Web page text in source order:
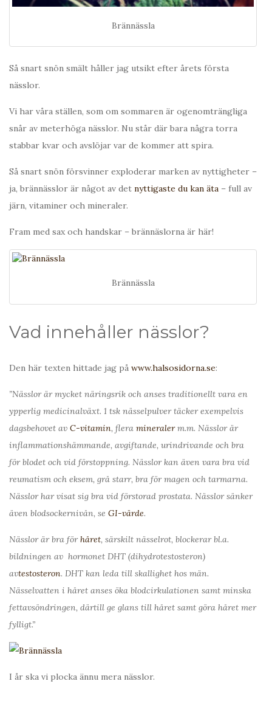
Brännässla
Så snart snön smält håller jag utsikt efter årets första
nässlor.
Vi har våra ställen, som om sommaren är ogenomträngliga
snår av meterhöga nässlor. Nu står där bara några torra
stabbar kvar och avslöjar var de kommer att spira.
Så snart snön försvinner exploderar marken av nyttigheter –
ja, brännässlor är något av det nyttigaste du kan äta – full av
järn, vitaminer och mineraler.
Fram med sax och handskar – brännäslorna är här!
Brännässla
Vad innehåller nässlor?
Den här texten hittade jag på www.halsosidorna.se:
”Nässlor är mycket näringsrik och anses traditionellt vara en
ypperlig medicinalväxt. 1 tsk nässelpulver täcker exempelvis
dagsbehovet av C-vitamin, flera mineralerm.m. Nässlor är
inflammationshämmande, avgiftande, urindrivande och bra
för blodet och vid förstoppning. Nässlor kan även vara bra vid
reumatism och eksem, grå starr, bra för magen och tarmarna.
Nässlor har visat sig bra vid förstorad prostata. Nässlor sänker
även blodsockernivån, se GI-värde.
Nässlor är bra förhåret, särskilt nässelrot, blockerar bl.a.
bildningen av hormonet DHT (dihydrotestosteron)
avtestosteron. DHT kan leda till skallighet hos män.
Nässelvatten i håret anses öka blodcirkulationen samt minska
fettavsöndringen, därtill ge glans till håret samt göra håret mer
fylligt.”
​I år ska vi plocka ännu mera nässlor.